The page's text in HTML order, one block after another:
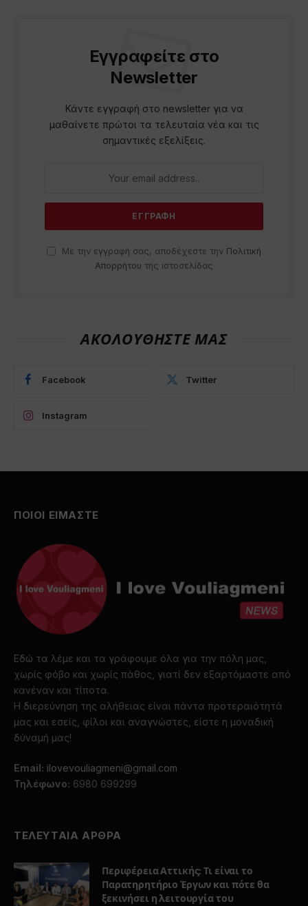
Εγγραφείτε στο
Newsletter
Κάντε εγγραφή στο newsletter για να
μαθαίνετε πρώτοι τα τελευταία νέα και τις
σημαντικές εξελίξεις.
Με την εγγραφή σας, αποδέχεστε την Πολιτική
Απορρήτου της ιστοσελίδας
ΑΚΟΛΟΥΘΗΣΤΕ ΜΑΣ
Facebook Twitter
Instagram
ΠΟΙΟΙ ΕΙΜΑΣΤΕ
Εδώ τα λέμε και τα γράφουμε όλα για την πόλη μας,
χωρίς φόβο και χωρίς πάθος, γιατί δεν εξαρτόμαστε από
κανέναν και τίποτα.
Η διερεύνηση της αλήθειας είναι πάντα προτεραιότητά
μας και εσείς, φίλοι και αναγνώστες, είστε η μοναδική
δύναμή μας!
Email: ilovevouliagmeni@gmail.com
Τηλέφωνο: 6980 699299
ΤΕΛΕΥΤΑΙΑ ΑΡΘΡΑ
Περιφέρεια Αττικής: Τι είναι το
Παρατηρητήριο Έργων και πότε θα
ξεκινήσει η λειτουργία του